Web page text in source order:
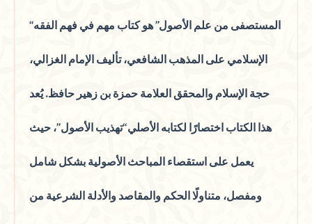
“المستصفى من علم الأصول” هو كتاب مهم في فهم الفقه
الإسلامي على المذهب الشافعي، تأليف الإمام الغزالي،
حجة الإسلام والمحقق العلامة حمزة بن زهير حافظ. يُعد
هذا الكتاب اختصارًا لكتابه الأصلي “تهذيب الأصول”، حيث
يعمل على استقصاء المباحث الأصولية بشكل شامل
ومفصل، متناولًا الحكم والمقاصد والأدلة الشرعية من